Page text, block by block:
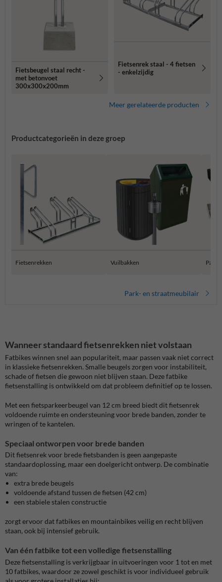
Fietsbeugel staal recht -
met betonvoet
300x300x200mm
Fietsenrek staal - 4 fietsen
- enkelzijdig
Meer gerelateerde producten
Productcategorieën in deze groep
Fietsenrekken Vuilbakken
Park- en straatmeubilair
Wanneer standaard fietsenrekken niet volstaan
Fatbikes winnen snel aan populariteit, maar passen vaak niet correct
in klassieke fietsenrekken. Smalle beugels zorgen voor instabiliteit,
schade of fietsen die gewoon niet blijven staan. Deze fatbike
fietsenstalling is ontwikkeld om dat probleem definitief op te lossen.
Met een fietsparkeerbeugel van 12 cm breed biedt dit fietsenrek
voldoende ruimte en ondersteuning voor brede banden, zonder te
wringen of te kantelen.
Speciaal ontworpen voor brede banden
Dit fietsenrek voor brede fietsbanden is geen aangepaste
standaardoplossing, maar een doelgericht ontwerp. De combinatie
van:
extra brede beugels
voldoende afstand tussen de fietsen (42 cm)
een stabiele stalen constructie
zorgt ervoor dat fatbikes en mountainbikes veilig en recht blijven
staan, ook bij intensief gebruik.
Van één fatbike tot een volledige fietsenstalling
Deze fietsenstalling is verkrijgbaar in uitvoeringen voor 1 tot en met
10 fatbikes, waardoor ze zowel geschikt is voor individueel gebruik